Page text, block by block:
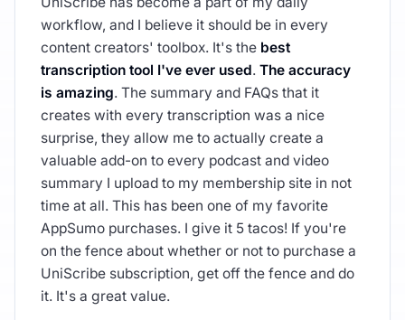
workflow, and I believe it should be in every
content creators' toolbox. It's the best
transcription tool I've ever used. The accuracy
is amazing. The summary and FAQs that it
creates with every transcription was a nice
surprise, they allow me to actually create a
valuable add-on to every podcast and video
summary I upload to my membership site in not
time at all. This has been one of my favorite
AppSumo purchases. I give it 5 tacos! If you're
on the fence about whether or not to purchase a
UniScribe subscription, get off the fence and do
it. It's a great value.